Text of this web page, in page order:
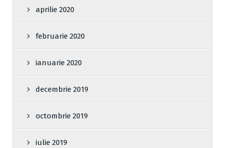
aprilie 2020
februarie 2020
ianuarie 2020
decembrie 2019
octombrie 2019
iulie 2019